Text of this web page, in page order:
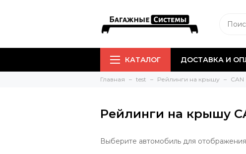
КАТАЛОГ ДОСТАВКА И
Главная test Рейлинги на крышу CAN
Рейлинги на крышу
Выберите автомобиль для